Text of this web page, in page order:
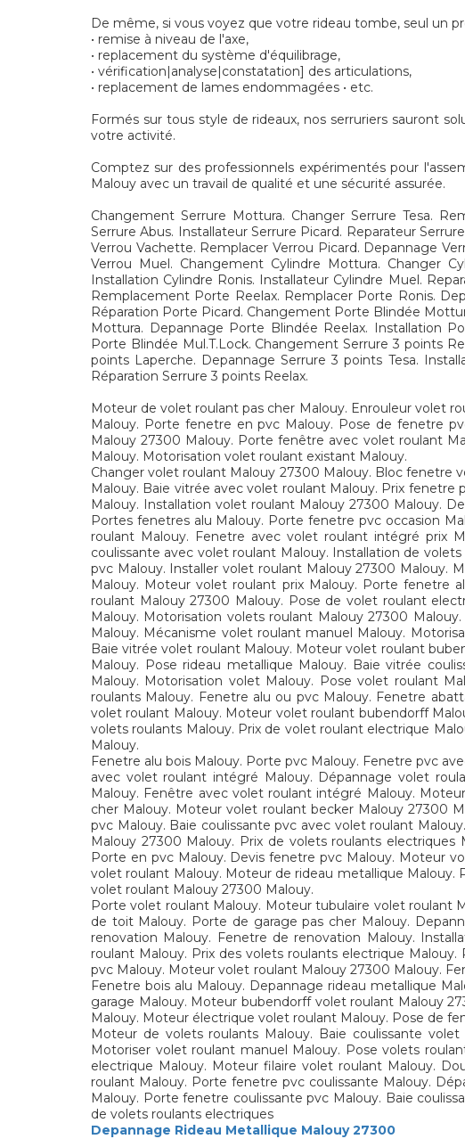
De même, si vous voyez que votre rideau tombe, seul un
• remise à niveau de l'axe,
• replacement du système d'équilibrage,
• vérification|analyse|constatation] des articulations,
• replacement de lames endommagées • etc.
Formés sur tous style de rideaux, nos serruriers sauront
votre activité.
Comptez sur des professionnels expérimentés pour
Malouy avec un travail de qualité et une sécurité assurée.
Changement Serrure Mottura. Changer Serrure Tesa.
Serrure Abus. Installateur Serrure Picard. Reparateur
Verrou Vachette. Remplacer Verrou Picard. Depannage
Verrou Muel. Changement Cylindre Mottura. Changer
Installation Cylindre Ronis. Installateur Cylindre Muel.
Remplacement Porte Reelax. Remplacer Porte Ronis.
Réparation Porte Picard. Changement Porte Blindée
Mottura. Depannage Porte Blindée Reelax. Installation
Porte Blindée Mul.T.Lock. Changement Serrure 3 points
points Laperche. Depannage Serrure 3 points Tesa.
Réparation Serrure 3 points Reelax.
Moteur de volet roulant pas cher Malouy. Enrouleur volet
Malouy. Porte fenetre en pvc Malouy. Pose de fenetre
Malouy 27300 Malouy. Porte fenêtre avec volet roulant
Malouy. Motorisation volet roulant existant Malouy.
Changer volet roulant Malouy 27300 Malouy. Bloc fenetre
Malouy. Baie vitrée avec volet roulant Malouy. Prix
Malouy. Installation volet roulant Malouy 27300 Malouy.
Portes fenetres alu Malouy. Porte fenetre pvc occasion
roulant Malouy. Fenetre avec volet roulant intégré prix
coulissante avec volet roulant Malouy. Installation de
pvc Malouy. Installer volet roulant Malouy 27300 Malouy.
Malouy. Moteur volet roulant prix Malouy. Porte fenetre
roulant Malouy 27300 Malouy. Pose de volet roulant
Malouy. Motorisation volets roulant Malouy 27300
Malouy. Mécanisme volet roulant manuel Malouy.
Baie vitrée volet roulant Malouy. Moteur volet roulant
Malouy. Pose rideau metallique Malouy. Baie vitrée
Malouy. Motorisation volet Malouy. Pose volet roulant
roulants Malouy. Fenetre alu ou pvc Malouy. Fenetre
volet roulant Malouy. Moteur volet roulant bubendorff
volets roulants Malouy. Prix de volet roulant electrique
Malouy.
Fenetre alu bois Malouy. Porte pvc Malouy. Fenetre pvc
avec volet roulant intégré Malouy. Dépannage volet
Malouy. Fenêtre avec volet roulant intégré Malouy.
cher Malouy. Moteur volet roulant becker Malouy 27300
pvc Malouy. Baie coulissante pvc avec volet roulant
Malouy 27300 Malouy. Prix de volets roulants
Porte en pvc Malouy. Devis fenetre pvc Malouy. Moteur
volet roulant Malouy. Moteur de rideau metallique
volet roulant Malouy 27300 Malouy.
Porte volet roulant Malouy. Moteur tubulaire volet roulant
de toit Malouy. Porte de garage pas cher Malouy.
renovation Malouy. Fenetre de renovation Malouy.
roulant Malouy. Prix des volets roulants electrique
pvc Malouy. Moteur volet roulant Malouy 27300 Malouy.
Fenetre bois alu Malouy. Depannage rideau metallique
garage Malouy. Moteur bubendorff volet roulant Malouy
Malouy. Moteur électrique volet roulant Malouy. Pose de
Moteur de volets roulants Malouy. Baie coulissante
Motoriser volet roulant manuel Malouy. Pose volets
electrique Malouy. Moteur filaire volet roulant Malouy.
roulant Malouy. Porte fenetre pvc coulissante Malouy.
Malouy. Porte fenetre coulissante pvc Malouy. Baie
de volets roulants electriques
Depannage Rideau Metallique Malouy 27300